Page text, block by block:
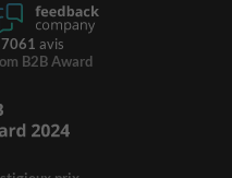
7061 avis
B2B Award